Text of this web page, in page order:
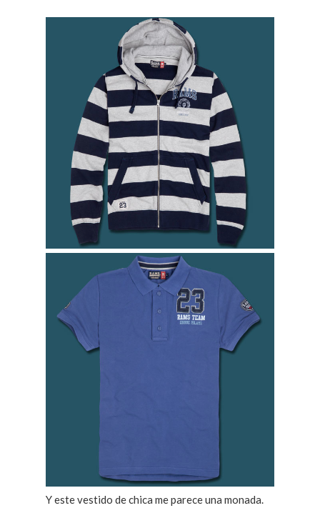
Y este vestido de chica me parece una monada.